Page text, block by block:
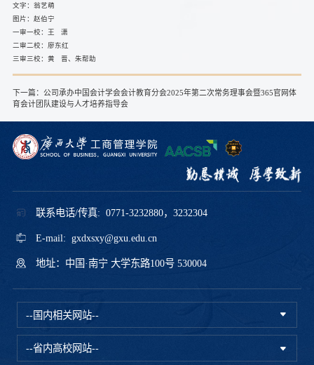
文字：翁艺萌
图片：赵伯宁
一审一校：王 潇
二审二校：廖东红
三审三校：黄 晋、朱帮助
下一篇： 公司承办中国会计学会会计教育分会2025年第二次常务理事会暨365官网体
育会计团队建设与人才培养指导会
联系电话/传真: 0771-3232880，3232304
E-mail: gxdxsxy@gxu.edu.cn
地址：中国·南宁 大学东路100号 530004
--国内相关网站--
--省内高校网站--